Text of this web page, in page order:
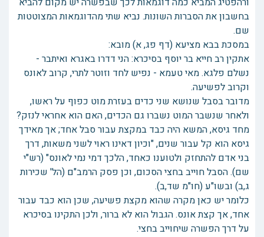
בחשבון את הסברות השונות. נביא שתי מהדוגמאות המצוטטות
שם.
במסכת בבא מציעא (דף פג, א) מובא:
אתקין רב חייא בר יוסף בסיכרא: הני דדרו באגרא ואיתבר -
נשלם פלגא. מאי טעמא - נפיש לחד וזוטר לתרי, קרוב לאונס
וקרוב לפשיעה.
מדובר בסבל שנושא שני כדים בעזרת מוט כפוף על ראשו,
ולאחר שנשבר המוט נשברו גם הכדים, האם הוא אחראי לנזק?
מחד גיסא, המשא היה כבד במקצת עבור סבל אחד; אך מאידך
גיסא הוא קל עבור שנים, "וכיון דאינו ראוי לשני משאות, דרך
בני אדם להתחזק ולטוענו כאחד, הלכך דמי נמי לאונס" (רש"י
שם). הסבל חוייב בחצי הסכום, וכן פסק הרמב"ם (הל' שכירות
ג,ב) ובשו"ע (חו"מ שד,ב).
כלומר יש כאן מקרה שהוא מקצת פשיעה, שכן הוא כבד עבור
אחד, אך קצת אונס. הגבול הוא לא ברור, ולכן התקינו בסיכרא
על דרך הפשרה שיחוייב בחצי.